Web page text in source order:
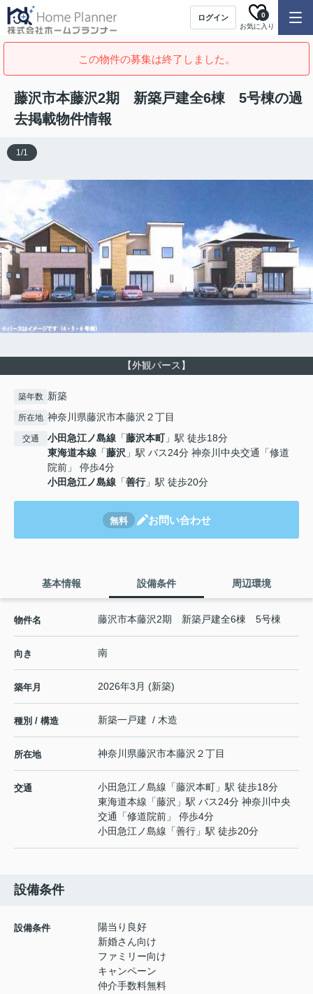
ログイン
お気に入り
0
この物件の募集は終了しました。
藤沢市本藤沢2期 新築戸建全6棟 5号棟の過
去掲載物件情報
【外観パース】
1/1
築年数 新築
所在地 神奈川県藤沢市本藤沢２丁目
交通 小田急江ノ島線 「藤沢本町」駅 徒歩18分
東海道本線 「藤沢 」駅 バス24分 神奈川中央交通「修道
院前」 停歩4分
小田急江ノ島線 「善行」駅 徒歩20分
無料 お問い合わせ
基本情報 設備条件 周辺環境
物件名 藤沢市本藤沢2期 新築戸建全6棟 5号棟
向き 南
築年月 2026年3月 (新築)
種別 / 構造 新築一戸建 / 木造
所在地 神奈川県藤沢市本藤沢 ２丁目
交通 小田急江ノ島線 「藤沢本町 」駅 徒歩18分
東海道本線 「藤沢 」駅 バス24分 神奈川中央
交通「修道院前」 停歩4分
小田急江ノ島線 「善行 」駅 徒歩20分
設備条件
設備条件
陽当り良好
新婚さん向け
ファミリー向け
キャンペーン
仲介手数料無料